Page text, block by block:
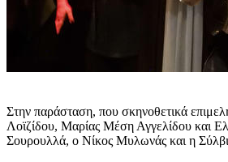
Στην παράσταση, που σκηνοθετικά
Λοϊζίδου, Μαρίας Μέση Αγγελίδου και
Σουρουλλά, ο Νίκος Μυλωνάς και η